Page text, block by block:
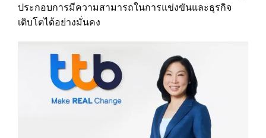
ประกอบการมีความสามารถในการแข่งขันและธุรกิจ
เติบโตได้อย่างมั่นคง